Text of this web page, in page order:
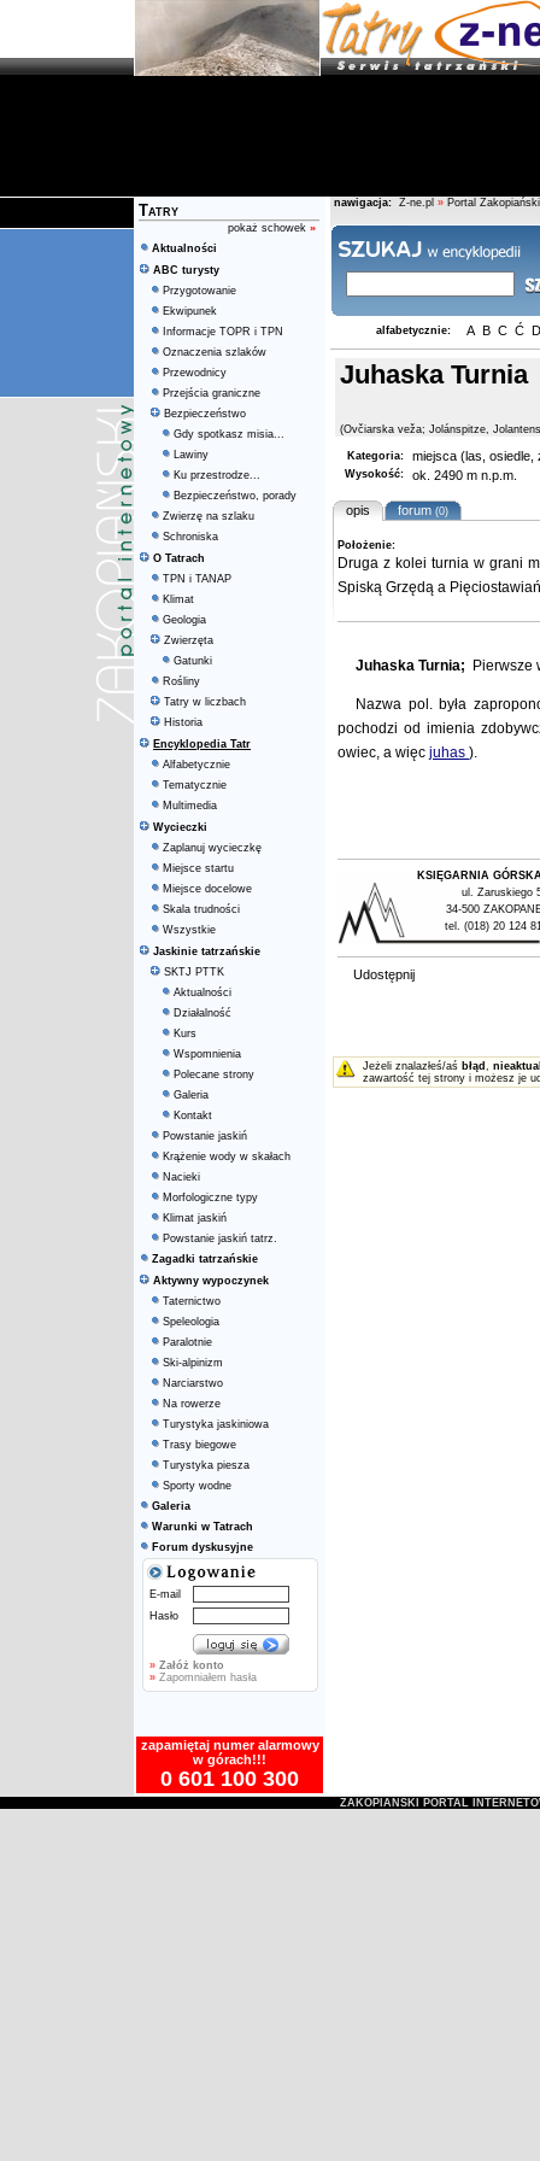
Tatry
pokaż schowek »
Aktualności
ABC turysty
Przygotowanie
Ekwipunek
Informacje TOPR i TPN
Oznaczenia szlaków
Przewodnicy
Przejścia graniczne
Bezpieczeństwo
Gdy spotkasz misia...
Lawiny
Ku przestrodze...
Bezpieczeństwo, porady
Zwierzę na szlaku
Schroniska
O Tatrach
TPN i TANAP
Klimat
Geologia
Zwierzęta
Gatunki
Rośliny
Tatry w liczbach
Historia
Encyklopedia Tatr
Alfabetycznie
Tematycznie
Multimedia
Wycieczki
Zaplanuj wycieczkę
Miejsce startu
Miejsce docelowe
Skala trudności
Wszystkie
Jaskinie tatrzańskie
SKTJ PTTK
Aktualności
Działalność
Kurs
Wspomnienia
Polecane strony
Galeria
Kontakt
Powstanie jaskiń
Krążenie wody w skałach
Nacieki
Morfologiczne typy
Klimat jaskiń
Powstanie jaskiń tatrz.
Zagadki tatrzańskie
Aktywny wypoczynek
Taternictwo
Speleologia
Paralotnie
Ski-alpinizm
Narciarstwo
Na rowerze
Turystyka jaskiniowa
Trasy biegowe
Turystyka piesza
Sporty wodne
Galeria
Warunki w Tatrach
Forum dyskusyjne
E-mail
Hasło
» Załóż konto
»Zapomniałem hasła
zapamiętaj numer alarmowy
w górach!!!
0 601 100 300
nawigacja: Z-ne.pl » Portal Zakopiański
alfabetycznie: A B C Ć D
Juhaska Turnia
(Ovčiarska veža; Jolánspitze,
Kategoria: miejsca (las,
Wysokość: ok. 2490 m n.p.m.
opis forum(0)
Położenie:
Druga z kolei turnia w grani
Spiską Grzędą a
Juhaska Turnia; Pierwsze
Nazwa pol. była
pochodzi od imienia
owiec, a więc juhas ).
KSIĘGARNIA
ul. Zaruskiego
34-500
tel. (018) 20 124
Udostępnij
Jeżeli znalazłeś/aś błąd ,
zawartość tej strony i możesz je
ZAKOPIAŃSKI PORTAL